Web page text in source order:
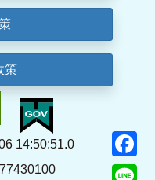
策
14:50:51.0